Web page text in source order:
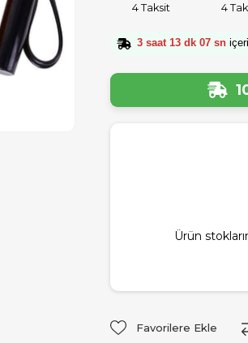
4 Taksit 4
3 saat 13 dk 06 sn
Ürün
Favorilere Ekle